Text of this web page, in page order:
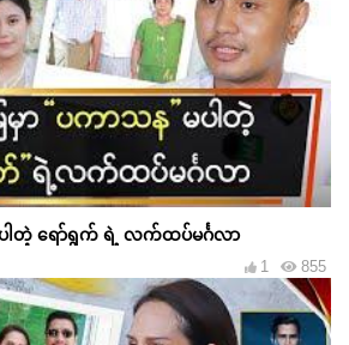
ပါတဲ့ ရော်ရွက် ရဲ့ လက်ထပ်မင်္ဂလာ
855
1